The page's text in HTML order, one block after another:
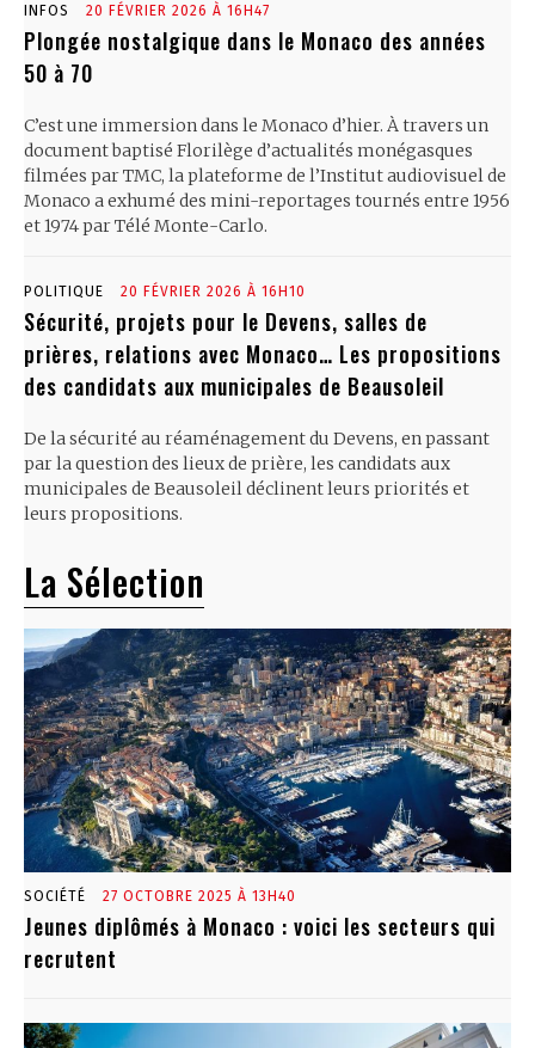
INFOS 20 FÉVRIER 2026 À 16H47
Plongée nostalgique dans le Monaco des années
50 à 70
C’est une immersion dans le Monaco d’hier. À travers un
document baptisé Florilège d’actualités monégasques
filmées par TMC, la plateforme de l’Institut audiovisuel de
Monaco a exhumé des mini-reportages tournés entre 1956
et 1974 par Télé Monte-Carlo.
POLITIQUE 20 FÉVRIER 2026 À 16H10
Sécurité, projets pour le Devens, salles de
prières, relations avec Monaco… Les propositions
des candidats aux municipales de Beausoleil
De la sécurité au réaménagement du Devens, en passant
par la question des lieux de prière, les candidats aux
municipales de Beausoleil déclinent leurs priorités et
leurs propositions.
La Sélection
SOCIÉTÉ 27 OCTOBRE 2025 À 13H40
Jeunes diplômés à Monaco : voici les secteurs qui
recrutent